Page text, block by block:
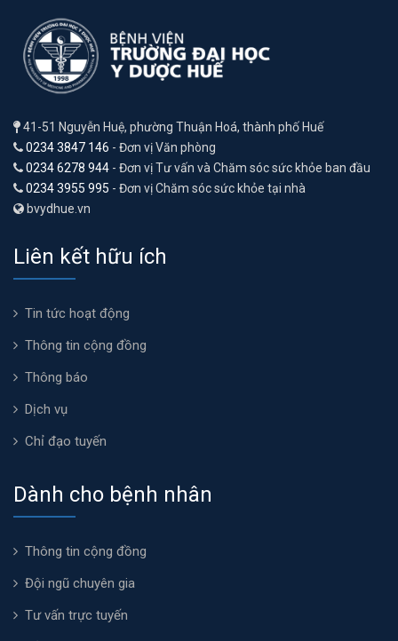
41-51 Nguyễn Huệ, phường Thuận Hoá, thành phố Huế
0234 3847 146 - Đơn vị Văn phòng
0234 6278 944 - Đơn vị Tư vấn và Chăm sóc sức khỏe ban đầu
0234 3955 995 - Đơn vị Chăm sóc sức khỏe tại nhà
bvydhue.vn
Liên kết hữu ích
Tin tức hoạt động
Thông tin cộng đồng
Thông báo
Dịch vụ
Chỉ đạo tuyến
Dành cho bệnh nhân
Thông tin cộng đồng
Đội ngũ chuyên gia
Tư vấn trực tuyến